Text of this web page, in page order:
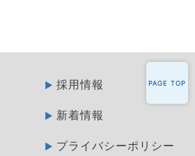
PAGE TOP
採用情報
新着情報
プライバシーポリシー